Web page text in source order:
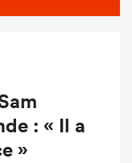
: « Il a
»